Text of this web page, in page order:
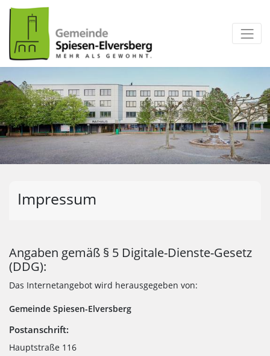
zum Inhalt
Impressum
Angaben gemäß § 5 Digitale-Dienste-Gesetz
(DDG):
Das Internetangebot wird herausgegeben von:
Gemeinde Spiesen-Elversberg
Postanschrift:
Hauptstraße 116